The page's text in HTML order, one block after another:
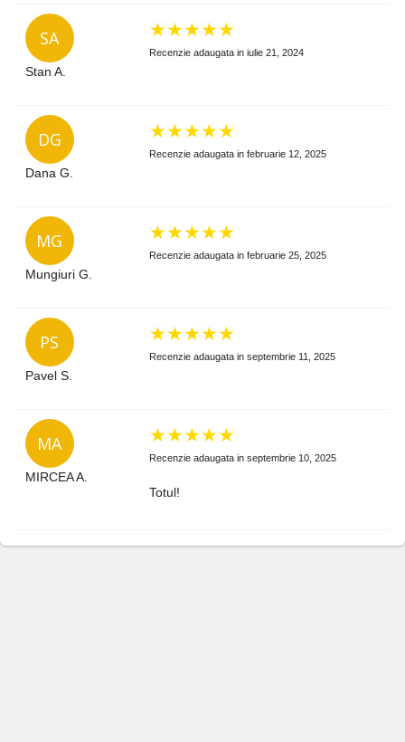
SA
Stan A.
★★★★★
Recenzie adaugata in iulie 21, 2024
DG
Dana G.
★★★★★
Recenzie adaugata in februarie 12, 2025
MG
Mungiuri G.
★★★★★
Recenzie adaugata in februarie 25, 2025
PS
Pavel S.
★★★★★
Recenzie adaugata in septembrie 11, 2025
MA
MIRCEA A.
★★★★★
Recenzie adaugata in septembrie 10, 2025
Totul!